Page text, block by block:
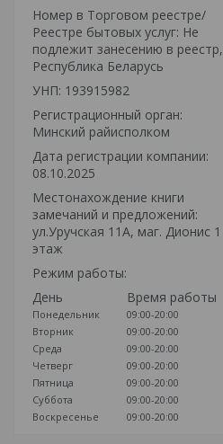
Номер в Торговом реестре/
Реестре бытовых услуг: Не
подлежит занесению в реестр,
Республика Беларусь
УНП: 193915982
Регистрационный орган:
Минский райисполком
Дата регистрации компании:
08.10.2025
Местонахождение книги
замечаний и предложений:
ул.Уручская 11А, маг. Дионис 1
этаж
Режим работы:
День
Время работы
Понедельник
09:00-20:00
Вторник
09:00-20:00
Среда
09:00-20:00
Четверг
09:00-20:00
Пятница
09:00-20:00
Суббота
09:00-20:00
Воскресенье
09:00-20:00